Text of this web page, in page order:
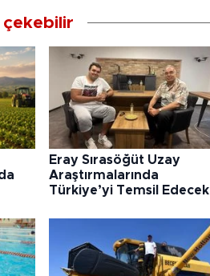
çekebilir
Eray Sırasöğüt Uzay
Araştırmalarında
Türkiye’yi Temsil Edecek